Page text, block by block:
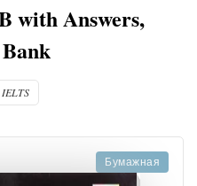
with Answers,
IELTS
Бумажная